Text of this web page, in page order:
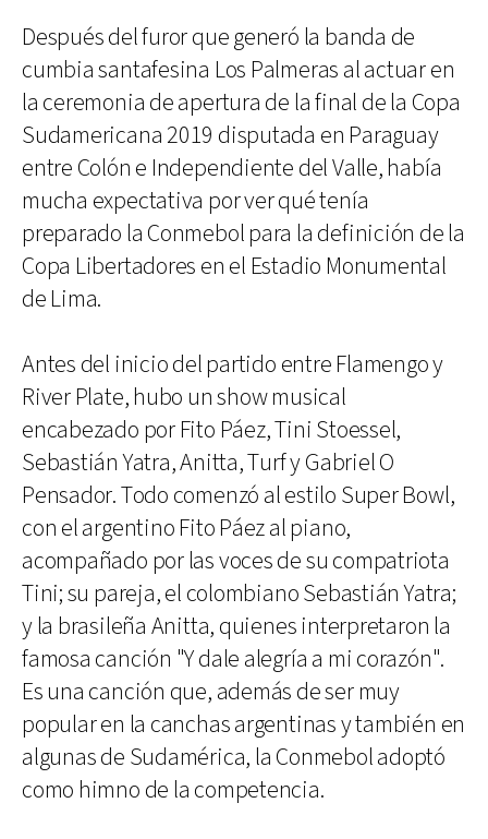
Después del furor que generó la banda de
cumbia santafesina Los Palmeras al actuar en
la ceremonia de apertura de la final de la Copa
Sudamericana 2019 disputada en Paraguay
entre Colón e Independiente del Valle, había
mucha expectativa por ver qué tenía
preparado la Conmebol para la definición de la
Copa Libertadores en el Estadio Monumental
de Lima.
Antes del inicio del partido entre Flamengo y
River Plate, hubo un show musical
encabezado por Fito Páez, Tini Stoessel,
Sebastián Yatra, Anitta, Turf y Gabriel O
Pensador. Todo comenzó al estilo Super Bowl,
con el argentino Fito Páez al piano,
acompañado por las voces de su compatriota
Tini; su pareja, el colombiano Sebastián Yatra;
y la brasileña Anitta, quienes interpretaron la
famosa canción "Y dale alegría a mi corazón".
Es una canción que, además de ser muy
popular en la canchas argentinas y también en
algunas de Sudamérica, la Conmebol adoptó
como himno de la competencia.